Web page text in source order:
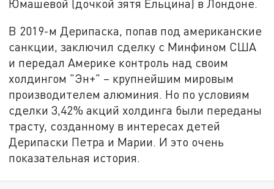
Юмашевой (дочкой зятя Ельцина) в Лондоне.
В 2019-м Дерипаска, попав под американские
санкции, заключил сделку с Минфином США
и передал Америке контроль над своим
холдингом "Эн+" – крупнейшим мировым
производителем алюминия. Но по условиям
сделки 3,42% акций холдинга были переданы
трасту, созданному в интересах детей
Дерипаски Петра и Марии. И это очень
показательная история.